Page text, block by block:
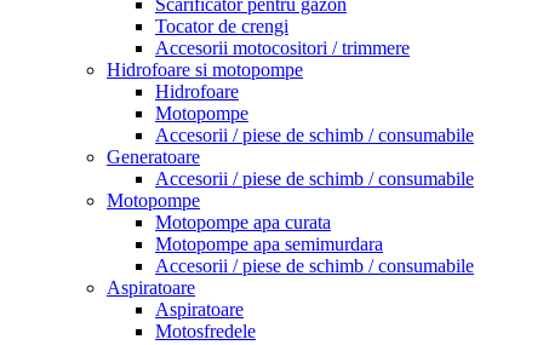
Scarificator pentru gazon
Tocator de crengi
Accesorii motocositori / trimmere
Hidrofoare si motopompe
Hidrofoare
Motopompe
Accesorii / piese de schimb / consumabile
Generatoare
Accesorii / piese de schimb / consumabile
Motopompe
Motopompe apa curata
Motopompe apa semimurdara
Accesorii / piese de schimb / consumabile
Aspiratoare
Aspiratoare
Motosfredele